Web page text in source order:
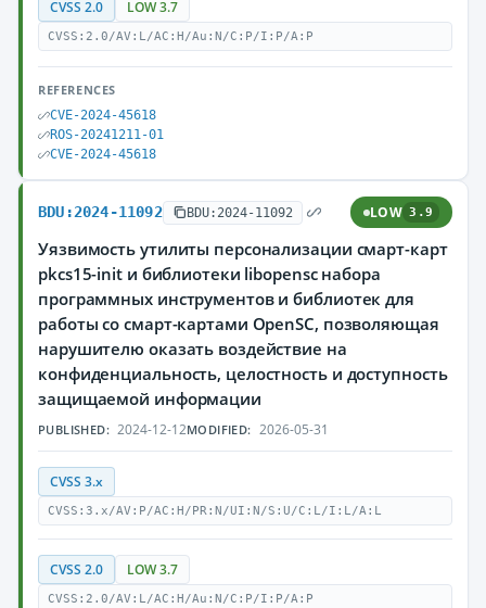
CVSS 2.0 LOW 3.7
CVSS:2.0/AV:L/AC:H/Au:N/C:P/I:P/A:P
REFERENCES
CVE-2024-45618
ROS-20241211-01
CVE-2024-45618
BDU:2024-11092 BDU:2024-11092 LOW 3.9
Уязвимость утилиты персонализации смарт-карт
pkcs15-init и библиотеки libopensc набора
программных инструментов и библиотек для
работы со смарт-картами OpenSC, позволяющая
нарушителю оказать воздействие на
конфиденциальность, целостность и доступность
защищаемой информации
PUBLISHED: 2024-12-12MODIFIED: 2026-05-31
CVSS 3.x
CVSS:3.x/AV:P/AC:H/PR:N/UI:N/S:U/C:L/I:L/A:L
CVSS 2.0 LOW 3.7
CVSS:2.0/AV:L/AC:H/Au:N/C:P/I:P/A:P